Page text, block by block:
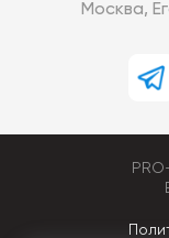
Москва,